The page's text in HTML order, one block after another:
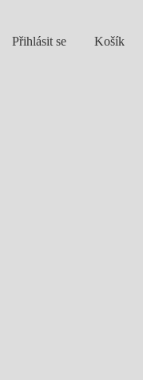
Košík
Přihlásit se